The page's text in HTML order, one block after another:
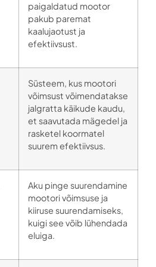
paigaldatud mootor
pakub paremat
kaalujaotust ja
efektiivsust.
Süsteem, kus mootori
võimsust võimendatakse
jalgratta käikude kaudu,
et saavutada mägedel ja
rasketel koormatel
suurem efektiivsus.
Aku pinge suurendamine
mootori võimsuse ja
kiiruse suurendamiseks,
kuigi see võib lühendada
eluiga.